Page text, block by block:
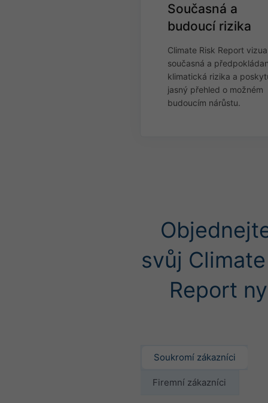
Současná a
budoucí rizika
Climate Risk Report
současná a
klimatická rizika a
jasný přehled o možném
budoucím nárůstu.
svůj
Report
Soukromí zákazníci
Firemní zákazníci